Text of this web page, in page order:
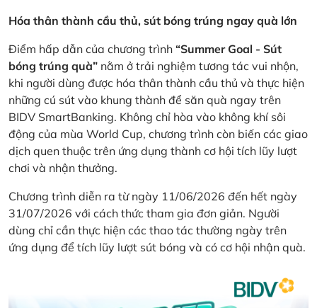
Hóa thân thành cầu thủ, sút bóng trúng ngay quà lớn
Điểm hấp dẫn của chương trình “Summer Goal - Sút
bóng trúng quà” nằm ở trải nghiệm tương tác vui nhộn,
khi người dùng được hóa thân thành cầu thủ và thực hiện
những cú sút vào khung thành để săn quà ngay trên
BIDV SmartBanking. Không chỉ hòa vào không khí sôi
động của mùa World Cup, chương trình còn biến các giao
dịch quen thuộc trên ứng dụng thành cơ hội tích lũy lượt
chơi và nhận thưởng.
Chương trình diễn ra từ ngày 11/06/2026 đến hết ngày
31/07/2026 với cách thức tham gia đơn giản. Người
dùng chỉ cần thực hiện các thao tác thường ngày trên
ứng dụng để tích lũy lượt sút bóng và có cơ hội nhận quà.